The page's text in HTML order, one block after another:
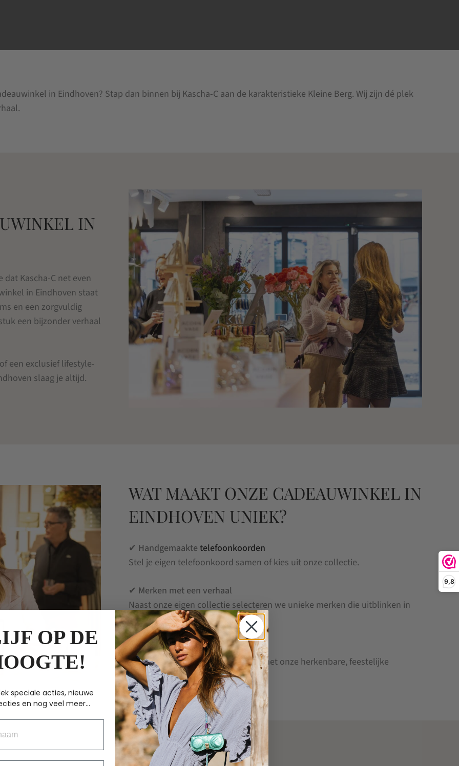
9,8
in Eindhoven? Stap dan binnen bij Kascha-C aan de karakteristieke Kleine Berg. Wij zijn dé plek
IN
Kascha-C net even
in Eindhoven staat
en een zorgvuldig
een bijzonder verhaal
een exclusief lifestyle-
slaag je altijd.
WAT MAAKT ONZE CADEAUWINKEL IN
EINDHOVEN UNIEK?
✔ Handgemaakte telefoonkoorden
Stel je eigen telefoonkoord samen of kies uit onze collectie.
✔ Merken met een verhaal
Naast onze eigen collectie selecteren we unieke merken die uitblinken in
kwaliteit en originaliteit.
✔ Direct ingepakt
Een cadeau van Kascha-C is pas af met onze herkenbare, feestelijke
verpakking.
OP DE
speciale acties, nieuwe
en nog veel meer...